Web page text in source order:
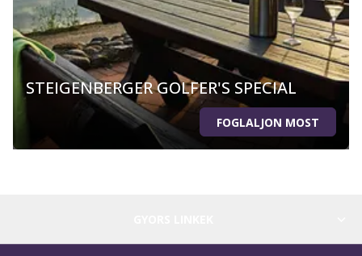
STEIGENBERGER GOLFER'S SPECIAL
FOGLALJON MOST